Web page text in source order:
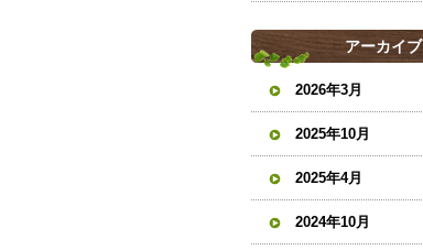
アーカイブ
2026年3月
2025年10月
2025年4月
2024年10月